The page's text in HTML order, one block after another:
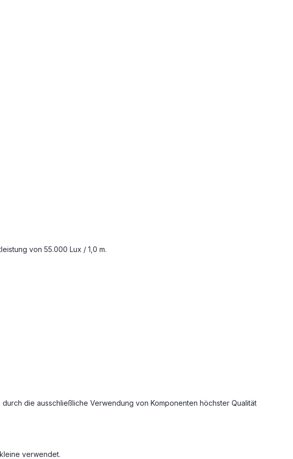
von 55.000 Lux / 1,0 m.
die ausschließliche Verwendung von Komponenten höchster Qualität
verwendet.